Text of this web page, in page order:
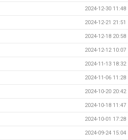
2024-12-30 11:48
2024-12-21 21:51
2024-12-18 20:58
2024-12-12 10:07
2024-11-13 18:32
2024-11-06 11:28
2024-10-20 20:42
2024-10-18 11:47
2024-10-01 17:28
2024-09-24 15:04